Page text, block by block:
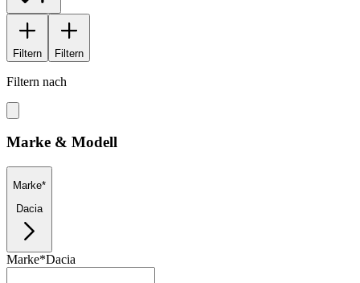
Filtern Filtern
Filtern nach
Marke & Modell
Marke*
Dacia
Marke*Dacia